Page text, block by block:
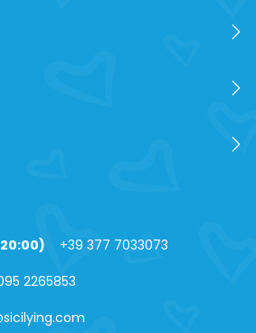
+39 377 7033073
2265853